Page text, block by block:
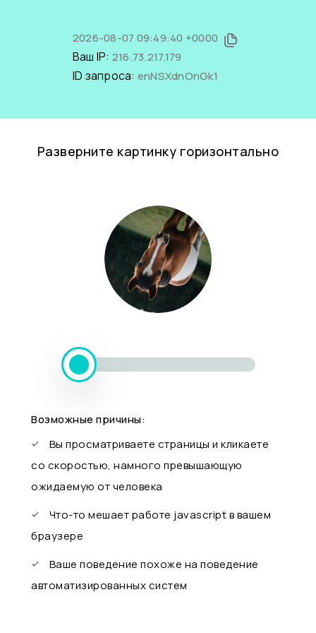
2026-08-07 09:49:40 +0000
Ваш IP: 216.73.217.179
ID запроса: enNSXdnOnGk1
Разверните картинку горизонтально
Возможные причины:
Вы просматриваете страницы и кликаете
со скоростью, намного превышающую
ожидаемую от человека
Что-то мешает работе javascript в вашем
браузере
Ваше поведение похоже на поведение
автоматизированных систем